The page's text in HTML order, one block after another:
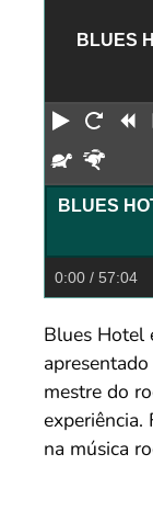
BLUES
Devagar
0:00 / 57:04
Blues Hotel
mestre do
experiência.
na música